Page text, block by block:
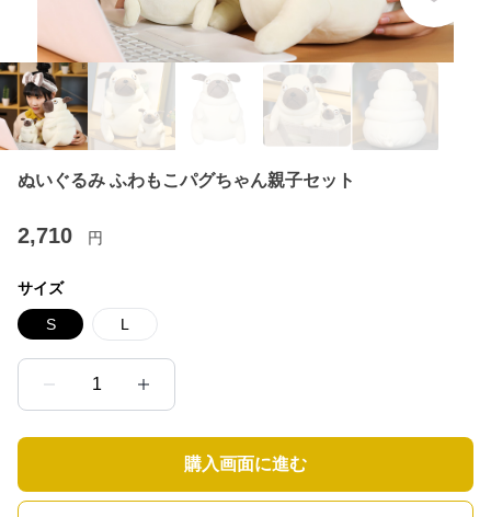
ぬいぐるみ ふわもこパグちゃん親子セット
2,710 円
サイズ
S L
1
購入画面に進む